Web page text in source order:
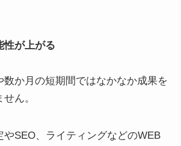
性が上がる
数か月の短期間ではなかなか成果を
ん。
やSEO、ライティングなどのWEB